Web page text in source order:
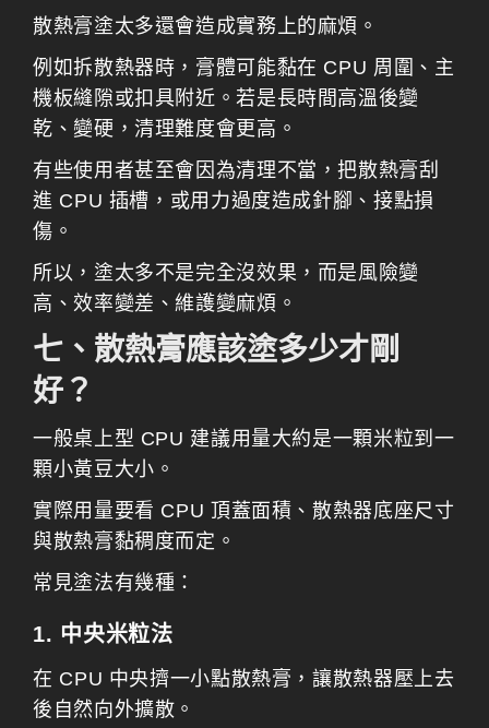
散熱膏塗太多還會造成實務上的麻煩。
例如拆散熱器時，膏體可能黏在 CPU 周圍、主
機板縫隙或扣具附近。若是長時間高溫後變
乾、變硬，清理難度會更高。
有些使用者甚至會因為清理不當，把散熱膏刮
進 CPU 插槽，或用力過度造成針腳、接點損
傷。
所以，塗太多不是完全沒效果，而是風險變
高、效率變差、維護變麻煩。
七、散熱膏應該塗多少才剛
好？
一般桌上型 CPU 建議用量大約是一顆米粒到一
顆小黃豆大小。
實際用量要看 CPU 頂蓋面積、散熱器底座尺寸
與散熱膏黏稠度而定。
常見塗法有幾種：
1. 中央米粒法
在 CPU 中央擠一小點散熱膏，讓散熱器壓上去
後自然向外擴散。